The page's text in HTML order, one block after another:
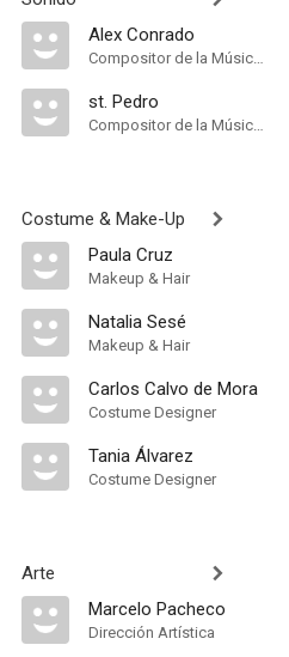
Alex Conrado
Compositor de la Música Original
st. Pedro
Compositor de la Música Original
Costume & Make-Up
Paula Cruz
Makeup & Hair
Natalia Sesé
Makeup & Hair
Carlos Calvo de Mora
Costume Designer
Tania Álvarez
Costume Designer
Arte
Marcelo Pacheco
Dirección Artística